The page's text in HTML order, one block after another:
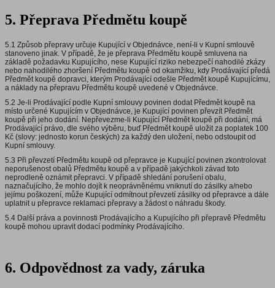
5. Přeprava Předmětu koupě
5.1 Způsob přepravy určuje Kupující v Objednávce, není-li v Kupní smlouvě
stanoveno jinak. V případě, že je přeprava Předmětu koupě smluvena na
základě požadavku Kupujícího, nese Kupující riziko nebezpečí nahodilé zkázy
nebo nahodilého zhoršení Předmětu koupě od okamžiku, kdy Prodávající předá
Předmět koupě dopravci, kterým Prodávající odešle Předmět koupě Kupujícímu,
a náklady na přepravu Předmětu koupě uvedené v Objednávce.
5.2 Je-li Prodávající podle Kupní smlouvy povinen dodat Předmět koupě na
místo určené Kupujícím v Objednávce, je Kupující povinen převzít Předmět
koupě při jeho dodání. Nepřevezme-li Kupující Předmět koupě při dodání, má
Prodávající právo, dle svého výběru, buď Předmět koupě uložit za poplatek 100
Kč (slovy: jednosto korun českých) za každý den uložení, nebo odstoupit od
Kupní smlouvy.
5.3 Při převzetí Předmětu koupě od přepravce je Kupující povinen zkontrolovat
neporušenost obalů Předmětu koupě a v případě jakýchkoli závad toto
neprodleně oznámit přepravci. V případě shledání porušení obalu,
naznačujícího, že mohlo dojít k neoprávněnému vniknutí do zásilky a/nebo
jejímu poškození, může Kupující odmítnout převzetí zásilky od přepravce a dále
uplatnit u přepravce reklamaci přepravy a žádost o náhradu škody.
5.4 Další práva a povinnosti Prodávajícího a Kupujícího při přepravě Předmětu
koupě mohou upravit dodací podmínky Prodávajícího.
6. Odpovědnost za vady, záruka